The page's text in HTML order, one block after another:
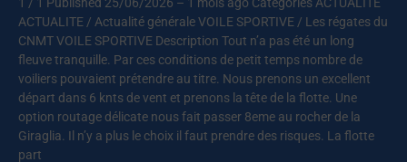
ACTUALITE / Actualité générale VOILE SPORTIVE / Les régates du
CNMT VOILE SPORTIVE Description Tout n’a pas été un long
fleuve tranquille. Par ces conditions de petit temps nombre de
voiliers pouvaient prétendre au titre. Nous prenons un excellent
départ dans 6 knts de vent et prenons la tête de la flotte. Une
option routage délicate nous fait passer 8eme au rocher de la
Giraglia. Il n’y a plus le choix il faut prendre des risques. La flotte
part